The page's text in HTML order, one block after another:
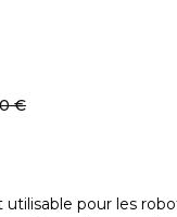
€
utilisable pour les